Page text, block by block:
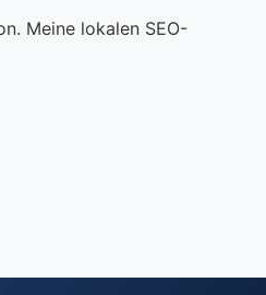
Meine lokalen SEO-